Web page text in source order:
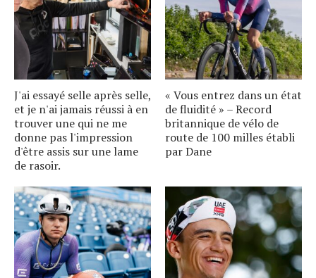
J'ai essayé selle après selle,
et je n'ai jamais réussi à en
trouver une qui ne me
donne pas l'impression
d'être assis sur une lame
de rasoir.
« Vous entrez dans un état
de fluidité » – Record
britannique de vélo de
route de 100 milles établi
par Dane